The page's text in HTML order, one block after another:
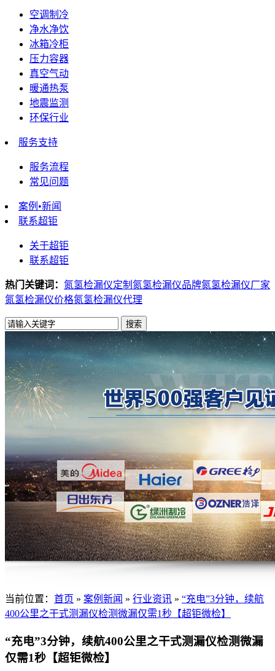
空调制冷
净水净饮
冰箱冷柜
压力容器
真空气动
暖通热泵
地震监测
环保行业
服务支持
服务流程
常见问题
案例•新闻
联系超钜
关于超钜
联系超钜
热门关键词： 氮氢检漏仪定制 氮氢检漏仪品牌氮氢检漏仪厂家
氮氢检漏仪价格氮氢检漏仪代理
当前位置： 首页 » 案例新闻 » 行业资讯 » “充电”3分钟，续航
400公里之干式测漏仪检测微漏仅需1秒【超钜微检】
“充电”3分钟，续航400公里之干式测漏仪检测微漏
仅需1秒【超钜微检】